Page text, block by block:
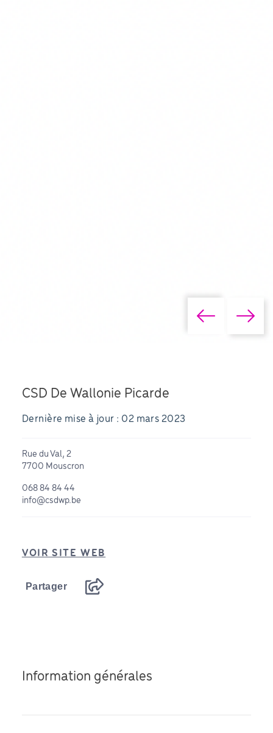
CSD De Wallonie Picarde
Dernière mise à jour : 02 mars 2023
Rue du Val, 2
7700 Mouscron
068 84 84 44
info@csdwp.be
VOIR SITE WEB
Partager
Information générales